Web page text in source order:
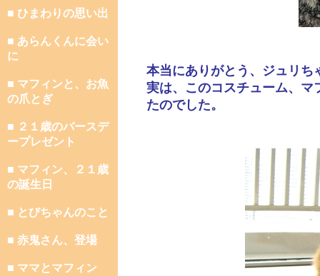
■ ひまわりの思い出
■ あらんくんに会い
に
■ マフィンと、お魚
の爪とぎ
■ ２１歳のバースデ
ープレゼント
■ マフィン、２１歳
の誕生日
■ とびちゃんのこと
■ 赤鬼さん、登場
■ ママとマフィン
本当にありがとう、ジュリち
実は、このコスチューム、マ
たのでした。